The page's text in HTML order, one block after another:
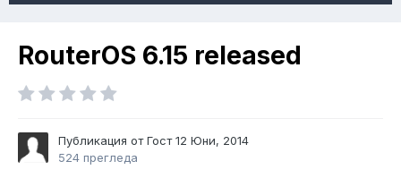
RouterOS 6.15 released
Публикация от Гост12 Юни, 2014
524 прегледа